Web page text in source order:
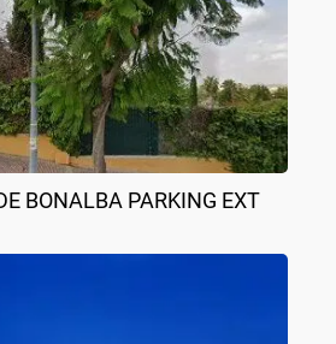
BONALBA PARKING EXT